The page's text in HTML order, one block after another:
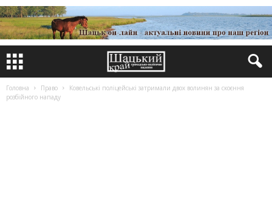
Головна Право
Ковельські поліцейські затримали двох волинян за скоєння
розбійного нападу